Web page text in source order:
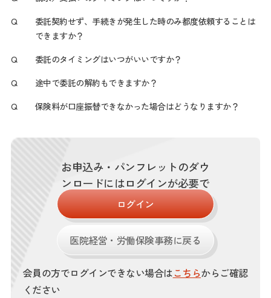
Q
委託契約せず、手続きが発生した時のみ都度依頼することは
できますか？
Q
委託のタイミングはいつがいいですか？
Q
途中で委託の解約もできますか？
Q
保険料が口座振替できなかった場合はどうなりますか？
お申込み・パンフレットのダウ
ンロードにはログインが必要で
す。
ログイン
医院経営・労働保険事務に戻る
会員の方でログインできない場合はこちらからご確認
ください